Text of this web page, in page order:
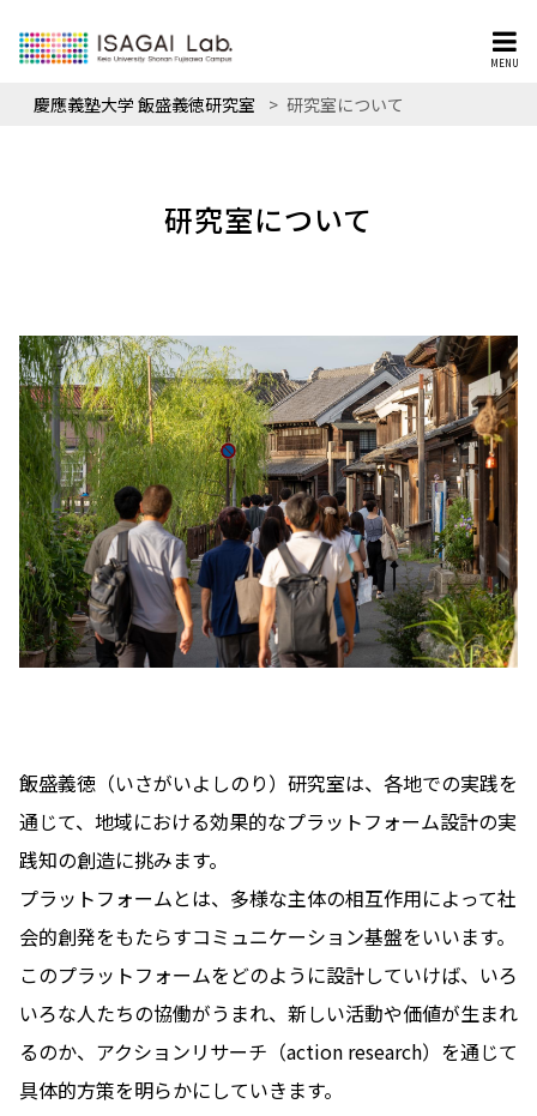
MENU
慶應義塾大学 飯盛義徳研究室 > 研究室について
研究室について
飯盛義徳（いさがいよしのり）研究室は、各地での実践を
通じて、 地域における効果的なプラットフォーム設計の実
践知の創造に挑みます。
プラットフォームとは、多様な主体の相互作用によって社
会的創発をもたらすコミュニケーション基盤をいいます。
このプラットフォームをどのように設計していけば、いろ
いろな人たちの協働がうまれ、新しい活動や価値が生まれ
るのか、アクションリサーチ（action research）を通じて
具体的方策を明らかにしていきます。